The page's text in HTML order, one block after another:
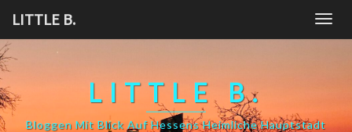
content
LITTLE B.
LITTLE B.
Bloggen Mit Blick Auf Hessens Heimliche Hauptstadt